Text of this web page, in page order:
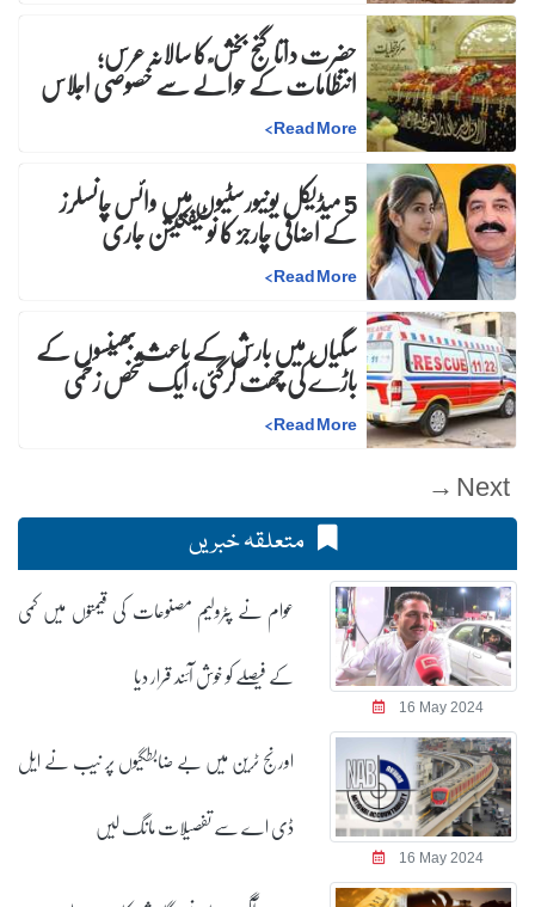
حضرت داتا گنج بخش ؒ کا سالانہ عرس;
انتظامات کے حوالے سے خصوصی اجلاس
Read More
>
5 میڈیکل یونیورسٹیوں میں وائس چانسلرز
کے اضافی چارجز کا نوٹیفکیشن جاری
Read More
>
سگیاں میں بارش کے باعث بھینسوں کے
باڑے کی چھت گرگئی، ایک شخص زخمی
Read More
>
Next →
متعلقہ خبریں
16 May 2024
عوام نے پٹرولیم مصنوعات کی قیمتوں میں کمی
کے فیصلے کو خوش آئند قرار دیا
16 May 2024
اورنج ٹرین میں بے ضابطگیوں پر نیب نے ایل
ڈی اے سے تفصیلات مانگ لیں